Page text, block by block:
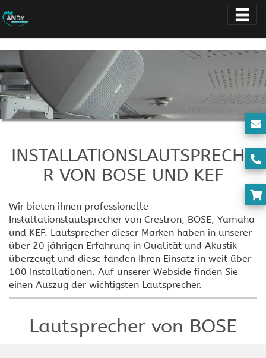
INSTALLATIONSLAUTSPRECHE
R VON BOSE UND KEF
Wir bieten ihnen professionelle
Installationslautsprecher von Crestron, BOSE, Yamaha
und KEF. Lautsprecher dieser Marken haben in unserer
über 20 jährigen Erfahrung in Qualität und Akustik
überzeugt und diese fanden Ihren Einsatz in weit über
100 Installationen. Auf unserer Webside finden Sie
einen Auszug der wichtigsten Lautsprecher.
Lautsprecher von BOSE